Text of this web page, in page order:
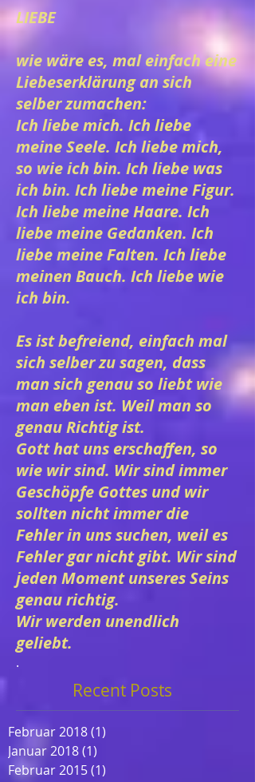
Recent Posts
LIEBE
wie wäre es, mal einfach eine
Liebeserklärung an sich
selber zumachen:
Ich liebe mich. Ich liebe
meine Seele. Ich liebe mich,
so wie ich bin. Ich liebe was
ich bin. Ich liebe meine Figur.
Ich liebe meine Haare. Ich
liebe meine Gedanken. Ich
liebe meine Falten. Ich liebe
meinen Bauch. Ich liebe wie
ich bin.
Es ist befreiend, einfach mal
sich selber zu sagen, dass
man sich genau so liebt wie
man eben ist. Weil man so
genau Richtig ist.
Gott hat uns erschaffen, so
wie wir sind. Wir sind immer
Geschöpfe Gottes und wir
sollten nicht immer die
Fehler in uns suchen, weil es
Fehler gar nicht gibt. Wir sind
jeden Moment unseres Seins
genau richtig.
Wir werden unendlich
geliebt.
.
Februar 2018(1)
Januar 2018(1)
Februar 2015(1)